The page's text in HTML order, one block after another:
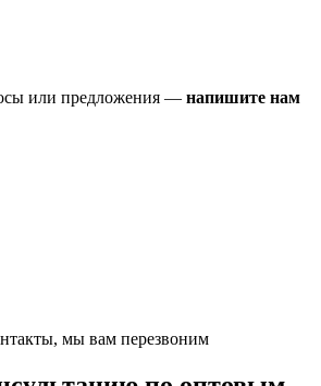
или предложения — напишите нам
мы вам перезвоним